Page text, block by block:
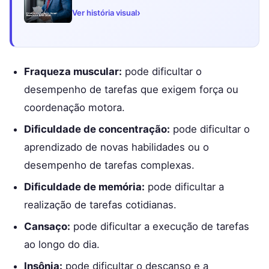
Ver história visual›
Fraqueza muscular: pode dificultar o
desempenho de tarefas que exigem força ou
coordenação motora.
Dificuldade de concentração: pode dificultar o
aprendizado de novas habilidades ou o
desempenho de tarefas complexas.
Dificuldade de memória: pode dificultar a
realização de tarefas cotidianas.
Cansaço: pode dificultar a execução de tarefas
ao longo do dia.
Insônia: pode dificultar o descanso e a